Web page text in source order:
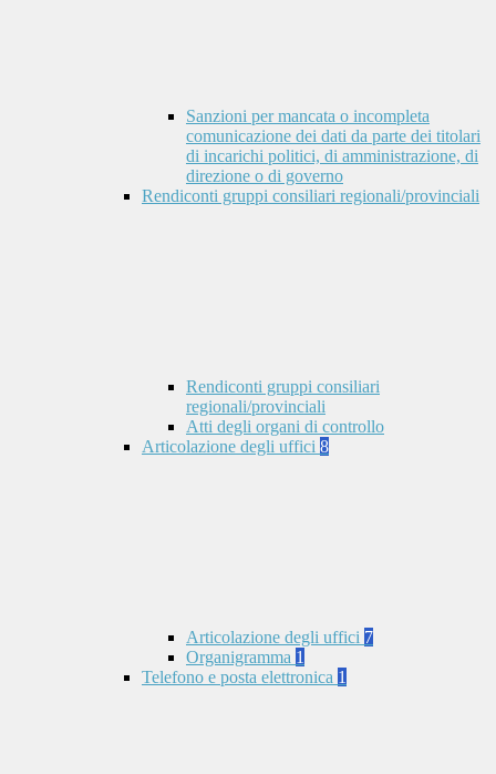
Sanzioni per mancata o incompleta
comunicazione dei dati da parte dei titolari
di incarichi politici, di amministrazione, di
direzione o di governo
Rendiconti gruppi consiliari regionali/provinciali
Rendiconti gruppi consiliari
regionali/provinciali
Atti degli organi di controllo
Articolazione degli uffici 8
Articolazione degli uffici 7
Organigramma 1
Telefono e posta elettronica 1